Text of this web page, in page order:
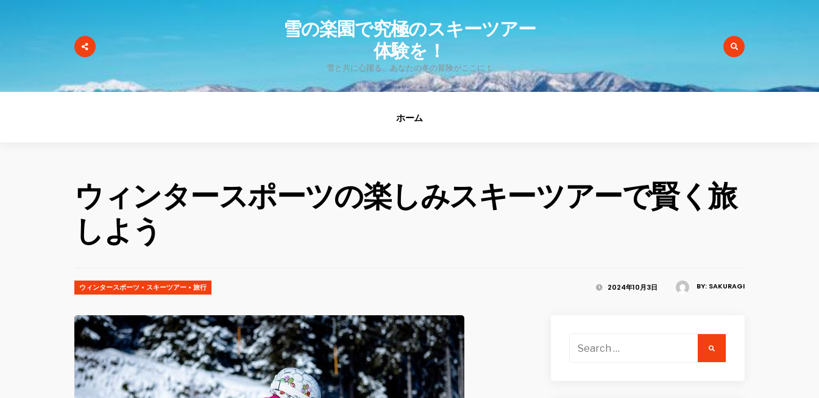
雪の楽園で究極のスキーツアー
体験を！
雪と共に心躍る、あなたの冬の冒険がここに！
ホーム
ウィンタースポーツの楽しみスキーツアーで賢く旅
しよう
BY: SAKURAGI
2024年10月3日
ウィンタースポーツ • スキーツアー • 旅行
Search